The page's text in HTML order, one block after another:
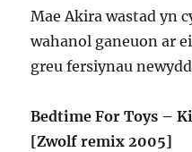
Mae Akira wastad yn
wahanol ganeuon ar
greu fersiynau
Bedtime For Toys –
[Zwolf remix 2005]